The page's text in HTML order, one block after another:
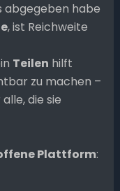
abgegeben habe
, ist Reichweite
Teilen hilft
zu machen –
die sie
Plattform: